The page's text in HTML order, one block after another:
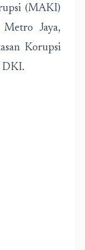
(MAKI)
Jaya,
Korupsi
DKI.